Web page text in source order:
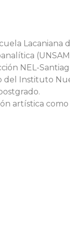
Lacaniana
NEL-
Instituto
artística